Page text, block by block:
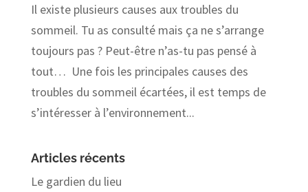
Il existe plusieurs causes aux troubles du
sommeil. Tu as consulté mais ça ne s’arrange
toujours pas ? Peut-être n’as-tu pas pensé à
tout… Une fois les principales causes des
troubles du sommeil écartées, il est temps de
s’intéresser à l’environnement...
Articles récents
Le gardien du lieu